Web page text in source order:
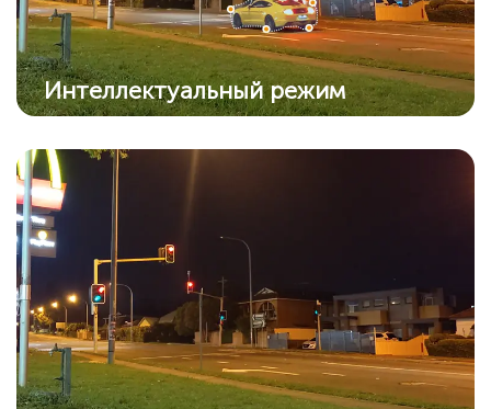
Интеллектуальный режим
режим из режима ИК, когда обнаружит
подозрительный объект.